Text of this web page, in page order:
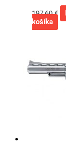
197,60€
košíka